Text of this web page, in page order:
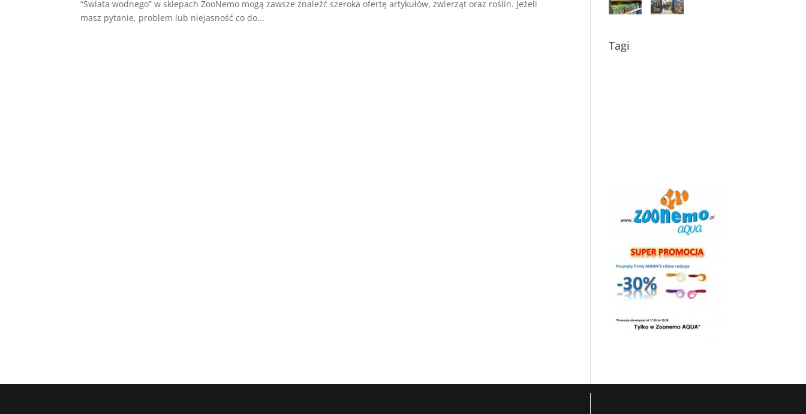
“Świata wodnego” w sklepach ZooNemo mogą zawsze znaleźć szeroka ofertę artykułów, zwierząt oraz roślin. Jeżeli
masz pytanie, problem lub niejasność co do...
Tagi